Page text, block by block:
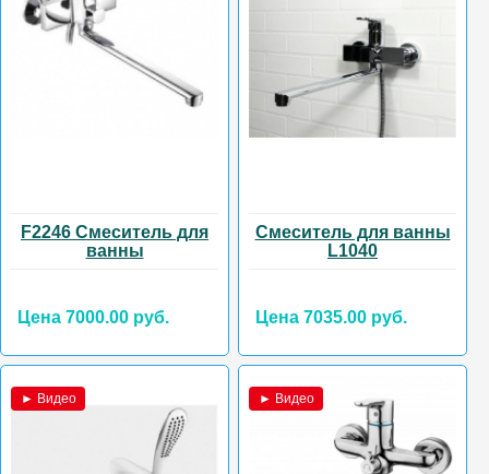
F2246 Смеситель для
ванны
Цена 7000.00 руб.
Смеситель для ванны
L1040
Цена 7035.00 руб.
► Видео ► Видео